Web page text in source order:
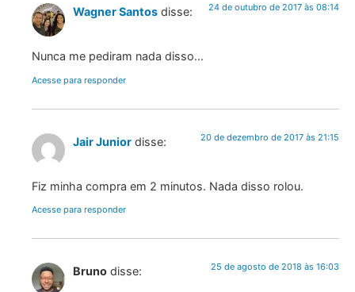
Wagner Santos disse: 24 de outubro de 2017 às 08:14
Nunca me pediram nada disso…
Acesse para responder
Jair Junior disse: 20 de dezembro de 2017 às 21:15
Fiz minha compra em 2 minutos. Nada disso rolou.
Acesse para responder
Bruno disse: 25 de agosto de 2018 às 16:03